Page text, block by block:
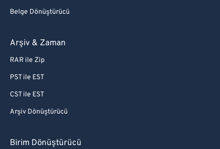
Belge Dönüştürücü
Arşiv & Zaman
RAR ile Zip
PST ile EST
CST ile EST
Arşiv Dönüştürücü
Birim Dönüştürücü